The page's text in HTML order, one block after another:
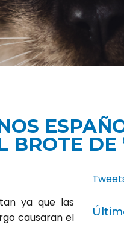
DE
ya que las
causaran el